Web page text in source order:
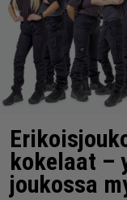
kokelaat –
joukossa